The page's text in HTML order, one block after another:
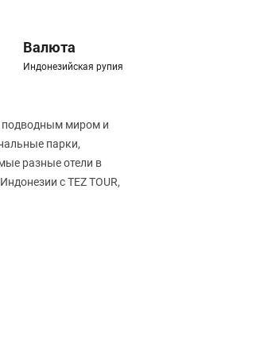
Валюта
Индонезийская рупия
подводным миром и
парки,
разные отели в
с TEZ TOUR,